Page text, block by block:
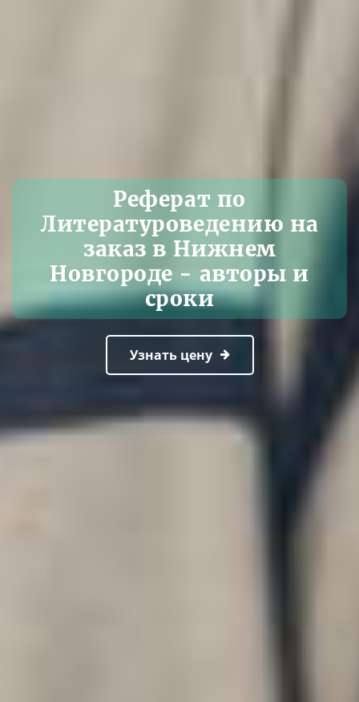
Реферат по
Литературоведению на
заказ в Нижнем
Новгороде - авторы и
сроки
Узнать цену